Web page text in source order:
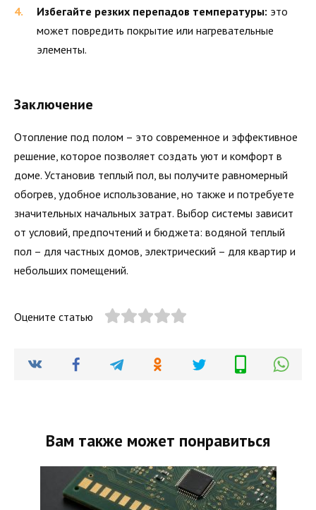
Избегайте резких перепадов температуры: это
может повредить покрытие или нагревательные
элементы.
Заключение
Отопление под полом – это современное и эффективное
решение, которое позволяет создать уют и комфорт в
доме. Установив теплый пол, вы получите равномерный
обогрев, удобное использование, но также и потребуете
значительных начальных затрат. Выбор системы зависит
от условий, предпочтений и бюджета: водяной теплый
пол – для частных домов, электрический – для квартир и
небольших помещений.
Оцените статью
Вам также может понравиться